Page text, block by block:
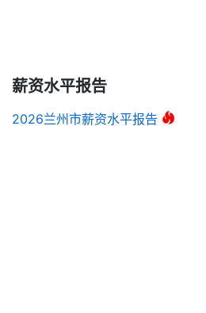
薪资水平报告
2026兰州市薪资水平报告